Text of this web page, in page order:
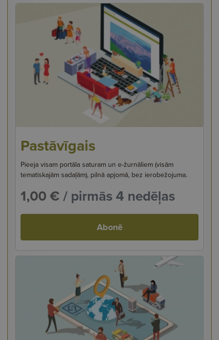
Pastāvīgais
Pieeja visam portāla saturam un e-žurnāliem (visām
tematiskajām sadaļām), pilnā apjomā, bez ierobežojuma.
1,00 € / pirmās 4 nedēļas
Abonē